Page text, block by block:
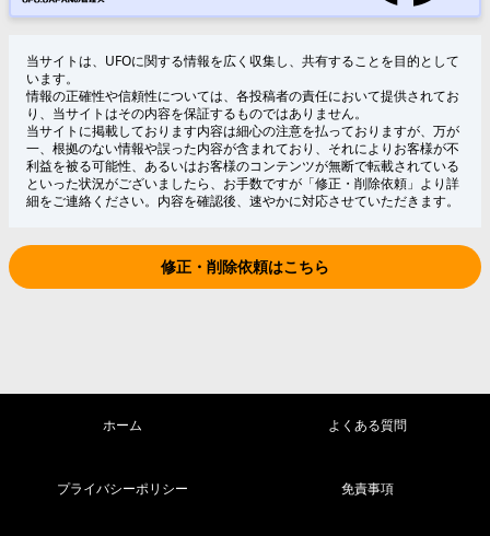
当サイトは、UFOに関する情報を広く収集し、共有することを目的として
います。
情報の正確性や信頼性については、各投稿者の責任において提供されてお
り、当サイトはその内容を保証するものではありません。
当サイトに掲載しております内容は細心の注意を払っておりますが、万が
一、根拠のない情報や誤った内容が含まれており、それによりお客様が不
利益を被る可能性、あるいはお客様のコンテンツが無断で転載されている
といった状況がございましたら、お手数ですが「修正・削除依頼」より詳
細をご連絡ください。内容を確認後、速やかに対応させていただきます。
修正・削除依頼はこちら
ホーム よくある質問
プライバシーポリシー 免責事項